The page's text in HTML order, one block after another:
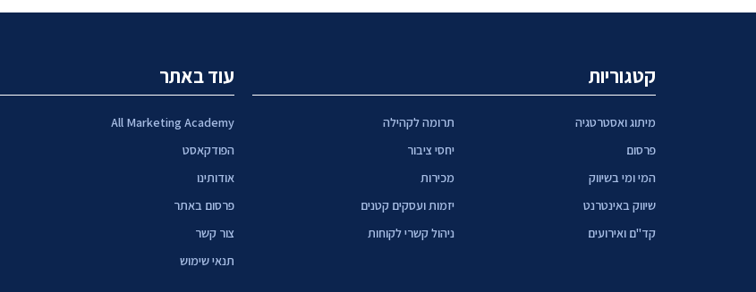
קטגוריות
מיתוג ואסטרטגיה
פרסום
המי ומי בשיווק
שיווק באינטרנט
קד"ם ואירועים
תרומה לקהילה
יחסי ציבור
מכירות
יזמות ועסקים קטנים
ניהול קשרי לקוחות
עוד באתר
All Marketing Academy
הפודקאסט
אודותינו
פרסום באתר
צור קשר
תנאי שימוש